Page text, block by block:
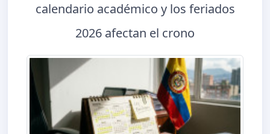
calendario académico y los feriados
2026 afectan el crono